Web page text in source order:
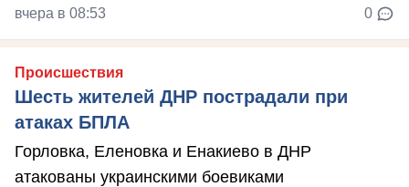
вчера в 08:53 0
Происшествия
Шесть жителей ДНР пострадали при
атаках БПЛА
Горловка, Еленовка и Енакиево в ДНР
атакованы украинскими боевиками